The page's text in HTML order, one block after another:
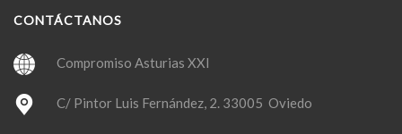
CONTÁCTANOS
Compromiso Asturias XXI
C/ Pintor Luis Fernández, 2. 33005 Oviedo